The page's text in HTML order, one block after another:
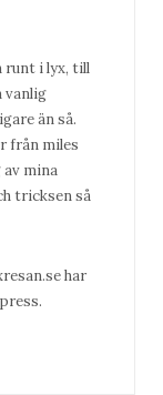
runt i lyx, till
vanlig
än så.
från miles
av mina
tricksen så
har